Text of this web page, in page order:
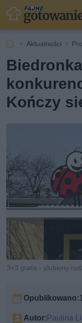
Aktualności
Kończy
3+3 gratis - ulubiony
Opublikowano:
Autor:Paulina